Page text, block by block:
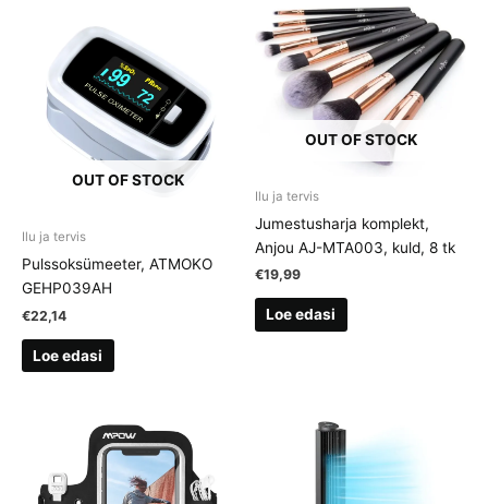
OUT OF STOCK
Ilu ja tervis
Pulssoksümeeter, ATMOKO
GEHP039AH
€22,14
Loe edasi
OUT OF STOCK
Ilu ja tervis
Jumestusharja komplekt,
Anjou AJ-MTA003, kuld, 8 tk
€19,99
Loe edasi